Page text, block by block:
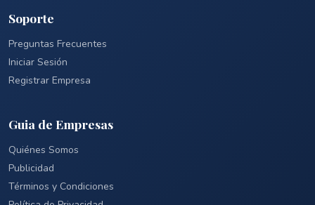
Soporte
Preguntas Frecuentes
Iniciar Sesión
Registrar Empresa
Guia de Empresas
Quiénes Somos
Publicidad
Términos y Condiciones